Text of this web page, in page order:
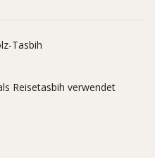
Tasbih
Reisetasbih verwendet